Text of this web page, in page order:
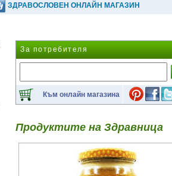
ЗДРАВОСЛОВЕН ОНЛАЙН МАГАЗИН
За потребителя
Към онлайн магазина
Продуктите на Здравница